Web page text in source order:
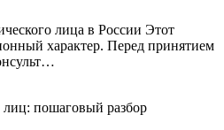
лица в России Этот
характер. Перед принятием